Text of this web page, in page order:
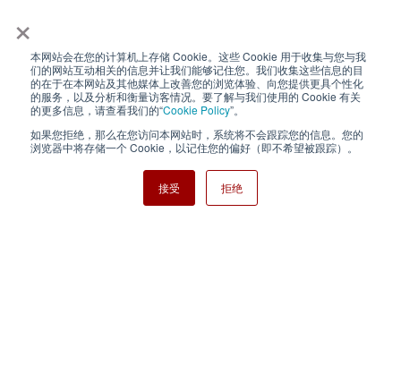
×
本网站会在您的计算机上存储 Cookie。这些 Cookie 用于收集与您与我
们的网站互动相关的信息并让我们能够记住您。我们收集这些信息的目
的在于在本网站及其他媒体上改善您的浏览体验、向您提供更具个性化
的服务，以及分析和衡量访客情况。要了解与我们使用的 Cookie 有关
的更多信息，请查看我们的“Cookie Policy”。
如果您拒绝，那么在您访问本网站时，系统将不会跟踪您的信息。您的
浏览器中将存储一个 Cookie，以记住您的偏好（即不希望被跟踪）。
接受 拒绝
隐私政策 使用条款
Cookie Policy 网站地图
Nisshinbo Holdings Inc.
Copyright ⓒ Nisshinbo Micro Devices Inc. All Rights Reserved.